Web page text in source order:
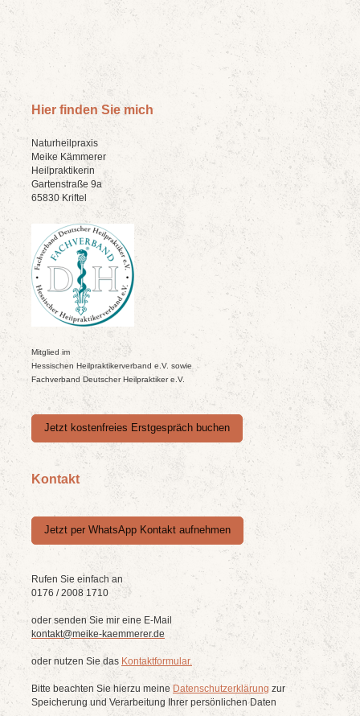
Hier finden Sie mich
Naturheilpraxis
Meike Kämmerer
Heilpraktikerin
Gartenstraße 9a
65830 Kriftel
Mitglied im
Hessischen Heilpraktikerverband e.V. sowie
Fachverband Deutscher Heilpraktiker e.V.
Jetzt kostenfreies Erstgespräch buchen
Kontakt
Jetzt per WhatsApp Kontakt aufnehmen
Rufen Sie einfach an
0176 / 2008 1710
oder senden Sie mir eine E-Mail
kontakt@meike-kaemmerer.de
oder nutzen Sie das Kontaktformular.
Bitte beachten Sie hierzu meine Datenschutzerklärung zur
Speicherung und Verarbeitung Ihrer persönlichen Daten